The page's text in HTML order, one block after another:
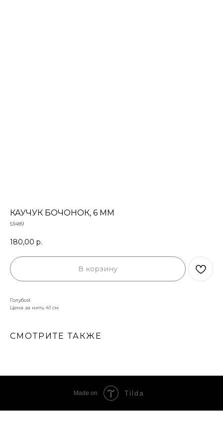
КАУЧУК БОЧОНОК, 6 ММ
53489
180,00 р.
В корзину
Голубой
Цена за нить 41 см
СМОТРИТЕ ТАКЖЕ
Made on Tilda